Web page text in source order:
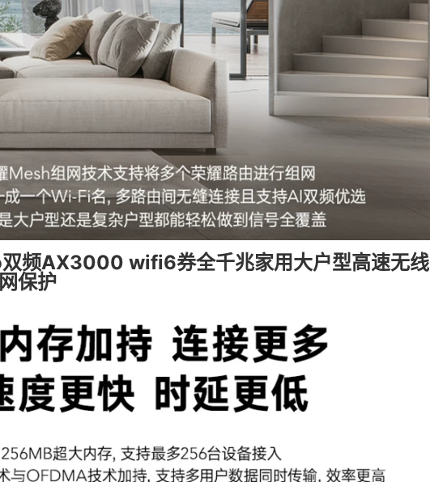
频AX3000 wifi6券全千兆家用大户型高速无线
保护